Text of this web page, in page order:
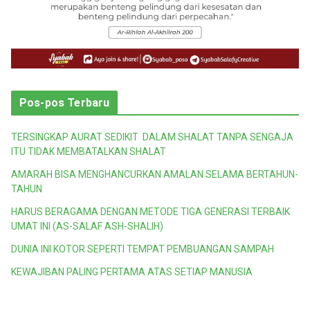
Pos-pos Terbaru
TERSINGKAP AURAT SEDIKIT DALAM SHALAT TANPA SENGAJA
ITU TIDAK MEMBATALKAN SHALAT
AMARAH BISA MENGHANCURKAN AMALAN SELAMA BERTAHUN-
TAHUN
HARUS BERAGAMA DENGAN METODE TIGA GENERASI TERBAIK
UMAT INI (AS-SALAF ASH-SHALIH)
DUNIA INI KOTOR SEPERTI TEMPAT PEMBUANGAN SAMPAH
KEWAJIBAN PALING PERTAMA ATAS SETIAP MANUSIA